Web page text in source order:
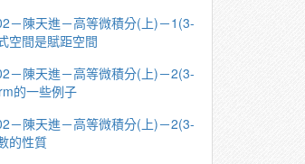
－陳天進－高等微積分(上)－1(3-
空間是賦距空間
－陳天進－高等微積分(上)－2(3-
的一些例子
－陳天進－高等微積分(上)－2(3-
的性質